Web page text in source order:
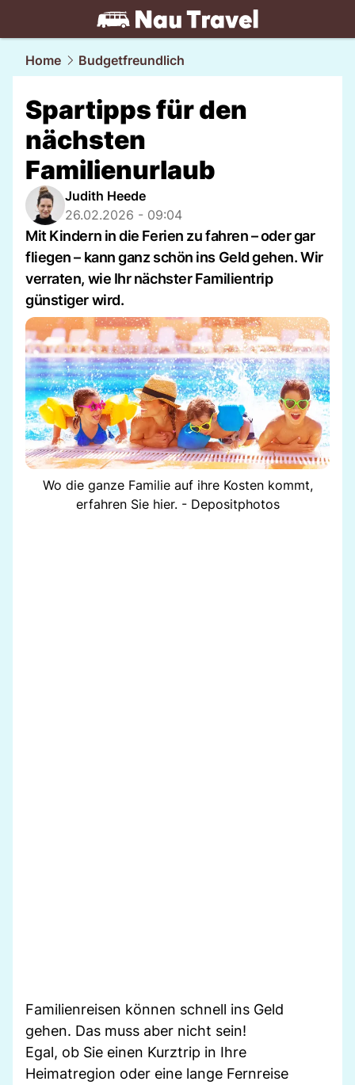
travel.NAU.ch
Home Budgetfreundlich
Spartipps für den
nächsten
Familienurlaub
Judith Heede
26.02.2026 - 09:04
Mit Kindern in die Ferien zu fahren – oder gar
fliegen – kann ganz schön ins Geld gehen. Wir
verraten, wie Ihr nächster Familientrip
günstiger wird.
Wo die ganze Familie auf ihre Kosten kommt,
erfahren Sie hier. - Depositphotos
Familienreisen können schnell ins Geld
gehen. Das muss aber nicht sein!
Egal, ob Sie einen Kurztrip in Ihre
Heimatregion oder eine lange Fernreise